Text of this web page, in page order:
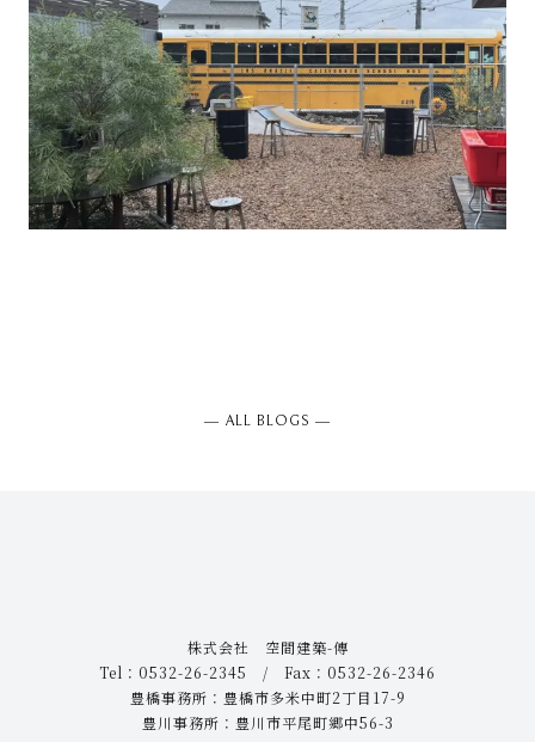
― ALL BLOGS ―
株式会社 空間建築-傳
Tel：0532-26-2345 / Fax：0532-26-2346
豊橋事務所：豊橋市多米中町2丁目17-9
豊川事務所：豊川市平尾町郷中56-3